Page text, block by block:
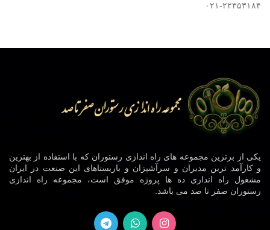
۰۲۱-۲۲۳۵۳۱۸۴
یکی از برترین مجموعه های راه اندازی رستوران که با استفاده از بهترین
و کارآمد ترین مدیران و سرآشپزان و باریستاهای این صنعت در ایران
مشغول راه اندازی ده ها پروژه موفق است، مجموعه راه اندازی
رستوران صفر تا صد می باشد.